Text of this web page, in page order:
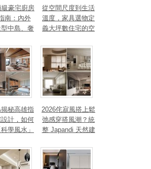
級豪宅廚房
南：內外
中島、奢
空間配角
主角！
從空間尺度到生活
溫度，家具選物定
義大坪數住宅的空
秘高雄指
計，如何
學風水」
場？
2026侘寂風搭上鬆
弛感穿搭風潮？統
整 Japandi 天然建
有風靡全球的軟裝
家具推薦